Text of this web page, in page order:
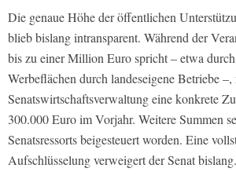
Die genaue Höhe der öffentlichen
blieb bislang intransparent. Während der
bis zu einer Million Euro spricht – etwa
Werbeflächen durch landeseigene Betriebe –,
Senatswirtschaftsverwaltung eine konkrete
300.000 Euro im Vorjahr. Weitere Summen
Senatsressorts beigesteuert worden. Eine
Aufschlüsselung verweigert der Senat bislang.